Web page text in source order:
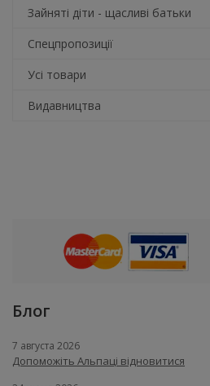
Зайняті діти - щасливі батьки
Спецпропозиції
Усі товари
Видавництва
Блог
7 августа 2026
Допоможіть Альпаці відновитися